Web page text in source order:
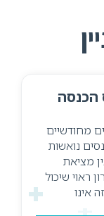
הכנסה
מחודשיים
נואשות
מציאת
ראוי שיכול
אינו